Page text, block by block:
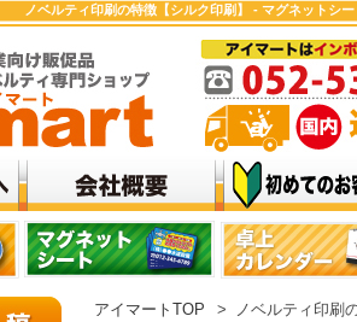
ノベルティ印刷の特徴【シルク印刷】 - マグネットシ
アイマートTOP > ノベルティ印刷